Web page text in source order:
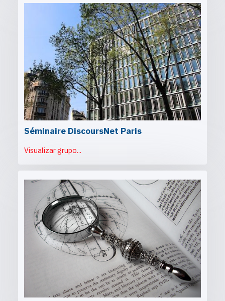
Séminaire DiscoursNet Paris
Visualizar grupo...